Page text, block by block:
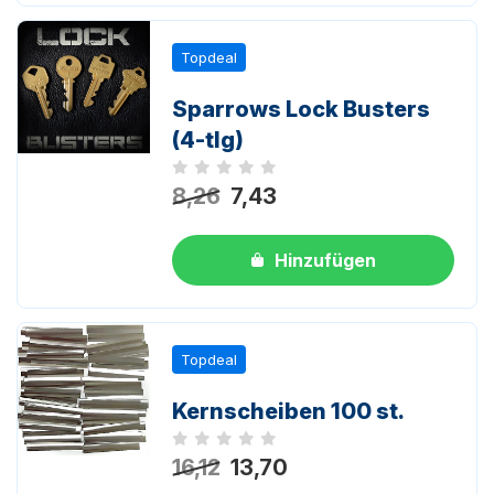
Topdeal
Sparrows Lock Busters
(4-tlg)
Noch keine Bewertungen
8,26 7,43
Hinzufügen
Topdeal
Kernscheiben 100 st.
Noch keine Bewertungen
16,12 13,70